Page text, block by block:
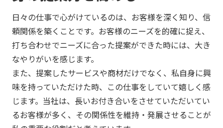
日々の仕事で心がけているのは、お客様を深く知り、信
頼関係を築くことです。お客様のニーズを的確に捉え、
打ち合わせでニーズに合った提案ができた時には、大き
なやりがいを感じます。
また、提案したサービスや商材だけでなく、私自身に興
味を持っていただけた時、この仕事をしていて嬉しく感
じます。当社は、長いお付き合いをさせていただいてい
るお客様が多く、その関係性を維持・発展させることが